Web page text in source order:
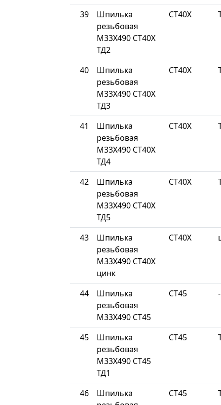
39
Шпилька
резьбовая
М33Х490 СТ40Х
ТД2
СТ40Х
40
Шпилька
резьбовая
М33Х490 СТ40Х
ТД3
СТ40Х
41
Шпилька
резьбовая
М33Х490 СТ40Х
ТД4
СТ40Х
42
Шпилька
резьбовая
М33Х490 СТ40Х
ТД5
СТ40Х
43
Шпилька
резьбовая
М33Х490 СТ40Х
цинк
СТ40Х
44
Шпилька
резьбовая
М33Х490 СТ45
СТ45 -
45
Шпилька
резьбовая
М33Х490 СТ45
ТД1
СТ45
46
Шпилька
СТ45